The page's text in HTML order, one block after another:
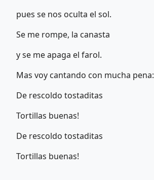
pues se nos oculta el sol.
Se me rompe, la canasta
y se me apaga el farol.
Mas voy cantando con mucha pena:
De rescoldo tostaditas
Tortillas buenas!
De rescoldo tostaditas
Tortillas buenas!